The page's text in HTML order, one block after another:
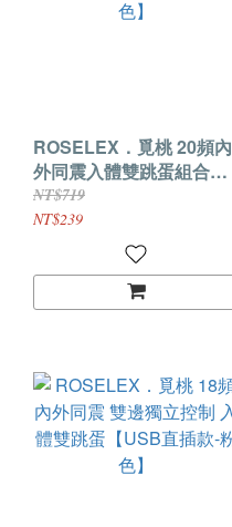
ROSELEX．覓桃 20頻內
外同震入體雙跳蛋組合
【USB充電控制器款-粉
色】
NT$719
NT$239